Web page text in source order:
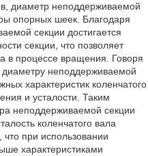
диаметр неподдерживаемой
опорных шеек. Благодаря
секции достигается
секции, что позволяет
в процессе вращения. Говоря
неподдерживаемой
характеристик коленчатого
и усталости. Таким
неподдерживаемой секции
коленчатого вала
при использовании
характеристиками